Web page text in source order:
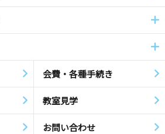
会費・各種手続き
教室見学
お問い合わせ